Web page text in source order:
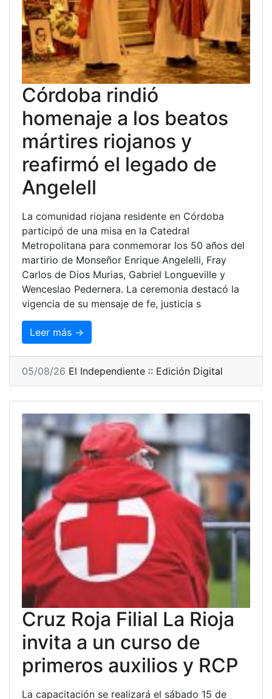
Córdoba rindió
homenaje a los beatos
mártires riojanos y
reafirmó el legado de
Angelell
La comunidad riojana residente en Córdoba
participó de una misa en la Catedral
Metropolitana para conmemorar los 50 años del
martirio de Monseñor Enrique Angelelli, Fray
Carlos de Dios Murias, Gabriel Longueville y
Wenceslao Pedernera. La ceremonia destacó la
vigencia de su mensaje de fe, justicia s
Leer más →
05/08/26 El Independiente :: Edición Digital
Cruz Roja Filial La Rioja
invita a un curso de
primeros auxilios y RCP
La capacitación se realizará el sábado 15 de